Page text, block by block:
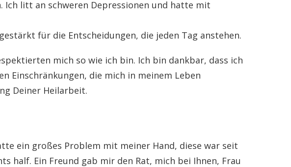
Ich litt an schweren Depressionen und hatte mit
für die Entscheidungen, die jeden Tag anstehen.
mich so wie ich bin. Ich bin dankbar, dass ich
Einschränkungen, die mich in meinem Leben
Deiner Heilarbeit.
ein großes Problem mit meiner Hand, diese war seit
half. Ein Freund gab mir den Rat, mich bei Ihnen, Frau